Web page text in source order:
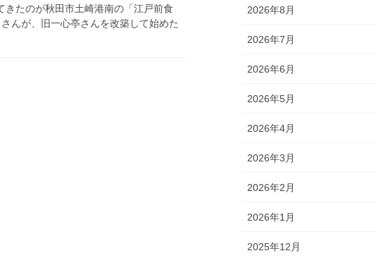
たのが秋田市土崎港南の「江戸前食
んが、旧一心亭さんを改築して始めた
2026年8月
2026年7月
2026年6月
2026年5月
2026年4月
2026年3月
2026年2月
2026年1月
2025年12月